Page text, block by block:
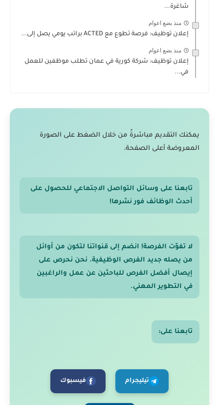
شاغرة...
منذ بضع اعوام
إعلان توظيف: فرصة تطوع مع ACTED براتب يومي يصل إلى...
منذ بضع اعوام
إعلان توظيف: شركة كورية في عمان تطلب موظفين للعمل
في...
يمكنك التقديم مباشرةً من خلال الضغط على الصورة
المعروضة أعلى الصفحة.
تابعنا على وسائل التواصل الاجتماعي للحصول على
أحدث الوظائف فور نشرها!
لا تفوّت الفرصة! انضم إلى قنواتنا لتكون من أوائل
من يصله جديد الفرص الوظيفية. نحن نحرص على
إيصال أفضل الفرص للباحثين عن عمل والراغبين
في التطوير المهني.
تابعنا على:
تيليجرام فيسبوك